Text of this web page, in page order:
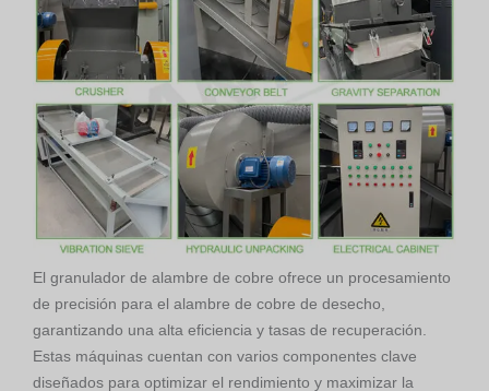
El granulador de alambre de cobre ofrece un procesamiento
de precisión para el alambre de cobre de desecho,
garantizando una alta eficiencia y tasas de recuperación.
Estas máquinas cuentan con varios componentes clave
diseñados para optimizar el rendimiento y maximizar la